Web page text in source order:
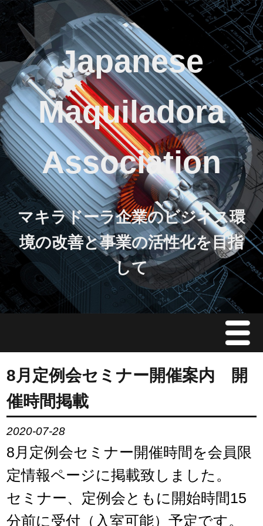
Japanese
Maquiladora
Association
マキラドーラ企業のビジネス環
境の改善と事業の活性化を目指
して
Menu
JMAについて
会員情報
イベント案内
ご入会案内
会員限定情報
8月定例会セミナー開催案内 開
催時間掲載
2020-07-28
8月定例会セミナー開催時間を会員限
定情報ページに掲載致しました。
セミナー、定例会ともに開始時間15
分前に受付（入室可能）予定です。